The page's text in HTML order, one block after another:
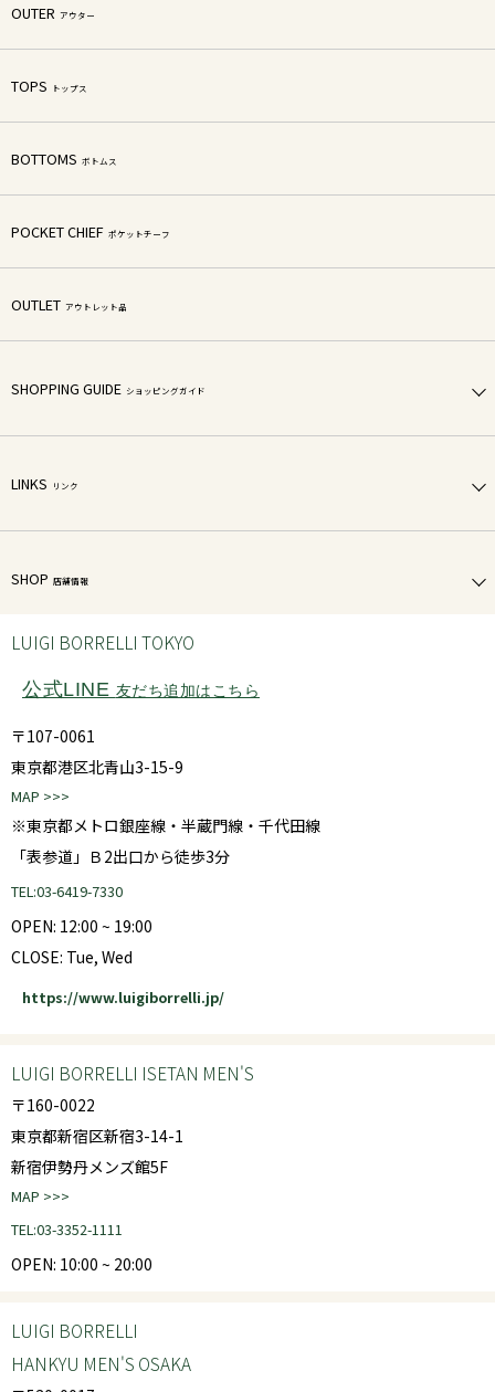
OUTER アウター
TOPS トップス
BOTTOMS ボトムス
POCKET CHIEF ポケットチーフ
OUTLET アウトレット品
SHOPPING GUIDE ショッピングガイド
LINKS リンク
SHOP 店舗情報
LUIGI BORRELLI TOKYO
公式LINE 友だち追加はこちら
〒107-0061
東京都港区北青山3-15-9
MAP >>>
※東京都メトロ銀座線・半蔵門線・千代田線
「表参道」Ｂ2出口から徒歩3分
TEL:03-6419-7330
OPEN: 12:00 ~ 19:00
CLOSE: Tue, Wed
https://www.luigiborrelli.jp/
LUIGI BORRELLI ISETAN MEN'S
〒160-0022
東京都新宿区新宿3-14-1
新宿伊勢丹メンズ館5F
MAP >>>
TEL:03-3352-1111
OPEN: 10:00 ~ 20:00
LUIGI BORRELLI
HANKYU MEN'S OSAKA